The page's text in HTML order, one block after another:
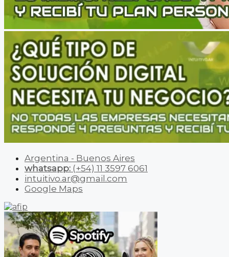
Argentina - Buenos Aires
whatsapp: (+54) 11 3597 6061
intuitivo.ar@gmail.com
Google Maps